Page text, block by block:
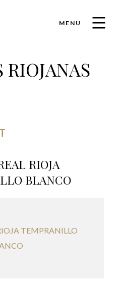
MENU
RIOJANAS
RIOJA
BLANCO